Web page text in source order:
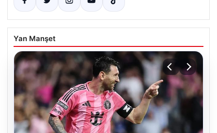
Yan Manşet